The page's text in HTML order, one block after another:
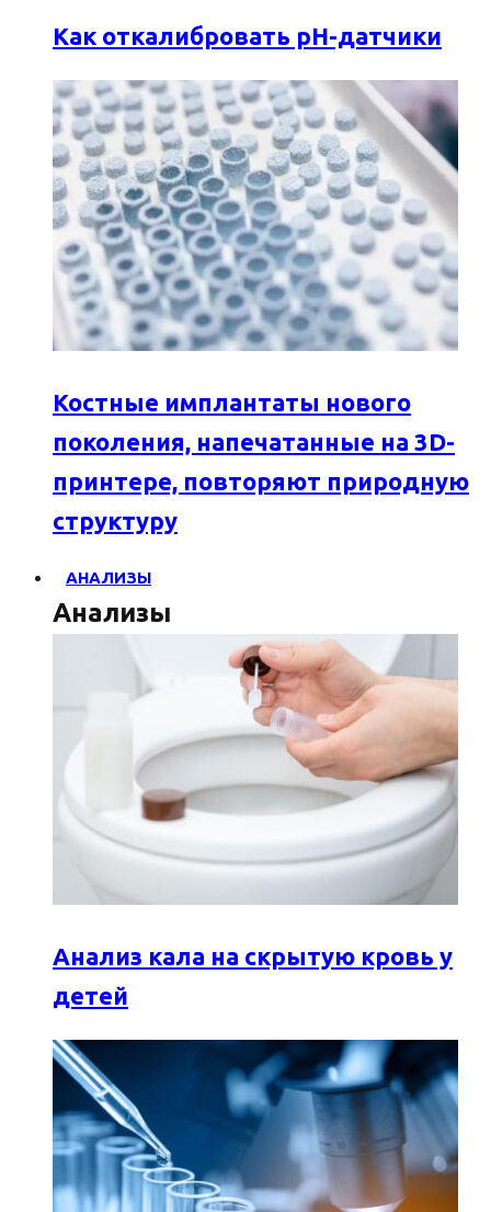
Как откалибровать pH-датчики
Костные имплантаты нового
поколения, напечатанные на 3D-
принтере, повторяют природную
структуру
АНАЛИЗЫ
Анализы
Анализ кала на скрытую кровь у
детей